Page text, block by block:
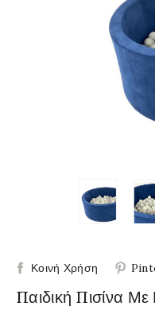
Κοινή Χρήση
Παιδική Πισίνα